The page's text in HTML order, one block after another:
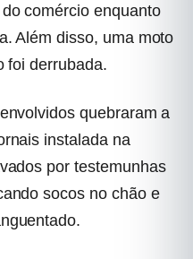
comércio enquanto
Além disso, uma moto
foi derrubada.
quebraram a
instalada na
por testemunhas
socos no chão e